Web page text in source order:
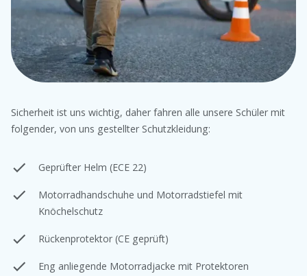
Sicherheit ist uns wichtig, daher fahren alle unsere Schüler mit
folgender, von uns gestellter Schutzkleidung:
Geprüfter Helm (ECE 22)
Motorradhandschuhe und Motorradstiefel mit
Knöchelschutz
Rückenprotektor (CE geprüft)
Eng anliegende Motorradjacke mit Protektoren